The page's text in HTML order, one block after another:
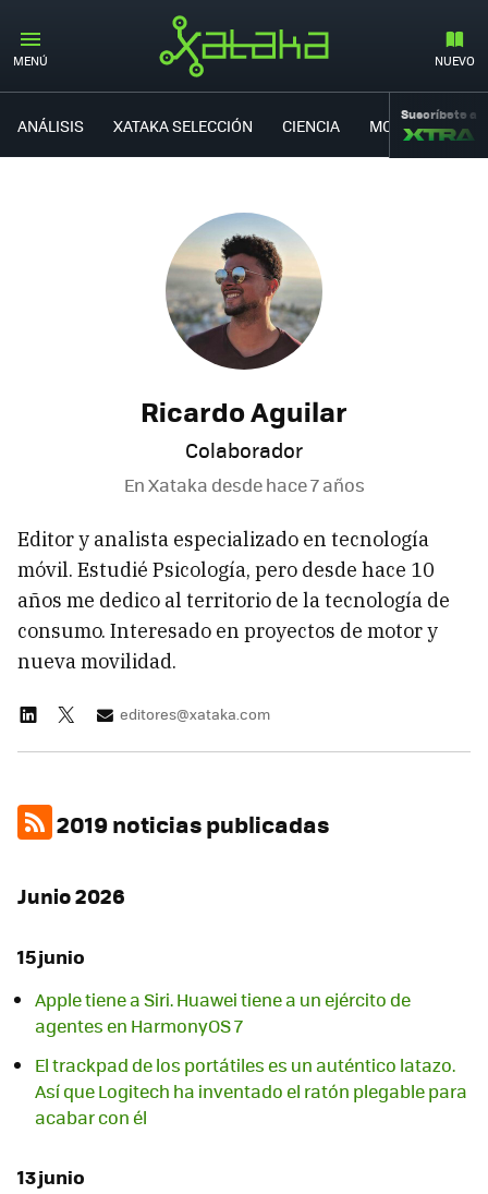
MENÚ NUEVO
ANÁLISIS XATAKA SELECCIÓN CIENCIA MOVILIDAD
Suscríbete a
Ricardo Aguilar
Colaborador
En Xataka desdehace 7 años
Editor y analista especializado en tecnología
móvil. Estudié Psicología, pero desde hace 10
años me dedico al territorio de la tecnología de
consumo. Interesado en proyectos de motor y
nueva movilidad.
editores@xataka.com
2019 noticias publicadas
Junio 2026
15 junio
Apple tiene a Siri. Huawei tiene a un ejército de
agentes en HarmonyOS 7
El trackpad de los portátiles es un auténtico latazo.
Así que Logitech ha inventado el ratón plegable para
acabar con él
13 junio